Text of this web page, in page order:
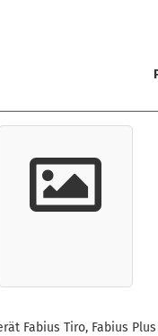
Fabius Tiro, Fabius Plus